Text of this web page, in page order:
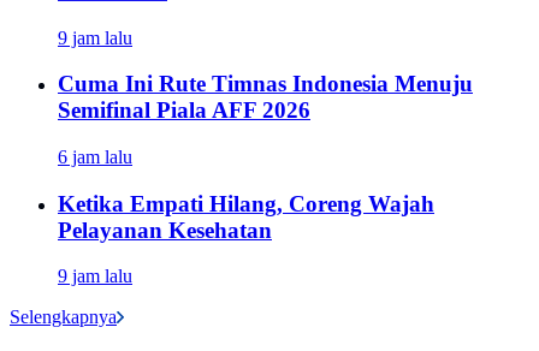
9 jam lalu
Cuma Ini Rute Timnas Indonesia Menuju
Semifinal Piala AFF 2026
6 jam lalu
Ketika Empati Hilang, Coreng Wajah
Pelayanan Kesehatan
9 jam lalu
Selengkapnya